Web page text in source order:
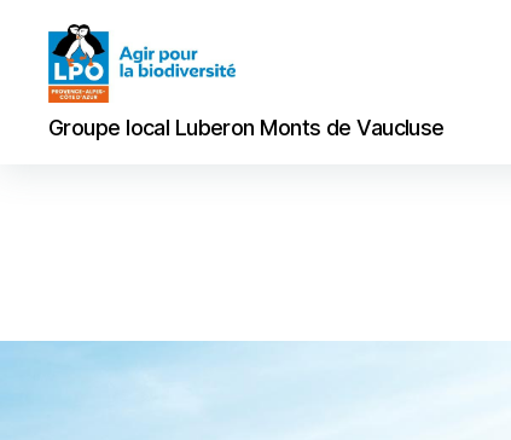
Groupe
local
Groupe local Luberon Monts de Vaucluse